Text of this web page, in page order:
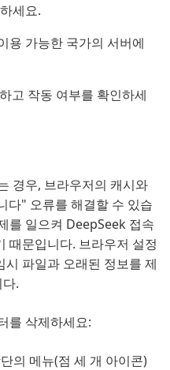
세요.
용 가능한 국가의 서버에
고 작동 여부를 확인하세
경우, 브라우저의 캐시와
다" 오류를 해결할 수 있습
를 일으켜 DeepSeek 접속
때문입니다. 브라우저 설정
파일과 오래된 정보를 제
.
를 삭제하세요:
의 메뉴(점 세 개 아이콘)